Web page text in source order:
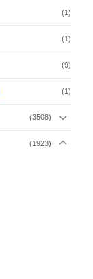
(1)
(1)
(9)
(1)
(3508)
(1923)